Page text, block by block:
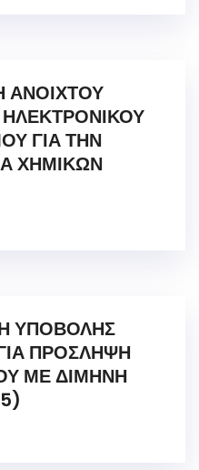
ΑΝΟΙΧΤΟΥ
ΓΙΑ ΤΗΝ
ΧΗΜΙΚΩΝ
ΥΠΟΒΟΛΗΣ
ΠΡΟΣΛΗΨΗ
ΜΕ ΔΙΜΗΝΗ